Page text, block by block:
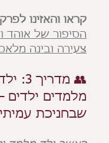
קראו והאזינו
הסיפור של אוהד
צעירה ובינה
👥 מדריך
מלמדים ילדים
שבחניכת